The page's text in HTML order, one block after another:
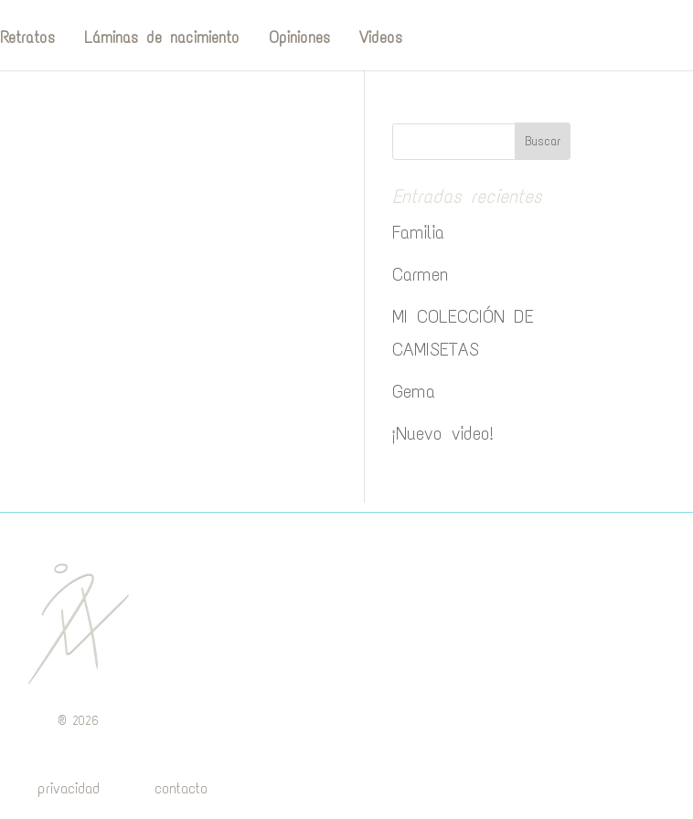
Retratos Láminas de nacimiento Opiniones Videos
Entradas recientes
Familia
Carmen
MI COLECCIÓN DE
CAMISETAS
Gema
¡Nuevo video!
® 2026
privacidad contacto